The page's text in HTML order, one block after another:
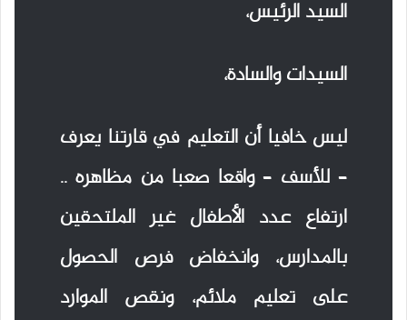
السيد الرئيس،
السيدات والسادة،
ليس خافيا أن التعليم في قارتنا يعرف
– للأسف – واقعا صعبا من مظاهره ..
ارتفاع عدد الأطفال غير الملتحقين
بالمدارس، وانخفاض فرص الحصول
على تعليم ملائم، ونقص الموارد